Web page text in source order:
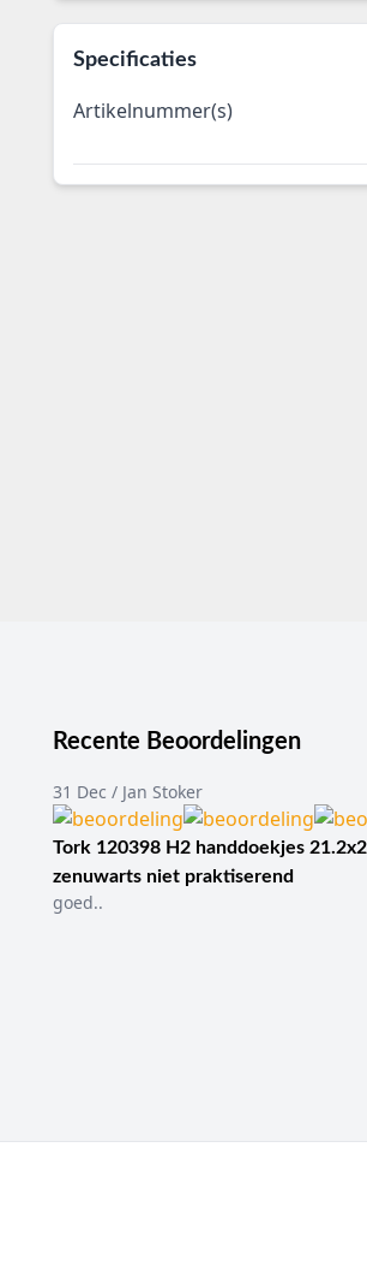
Specificaties
Artikelnummer(s)
Recente Beoordelingen
31 Dec / Jan Stoker
Tork 120398 H2 handdoekjes
zenuwarts niet praktiserend
goed..